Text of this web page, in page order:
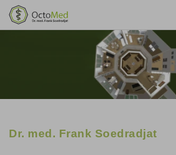
Dr. med. Frank Soedradjat